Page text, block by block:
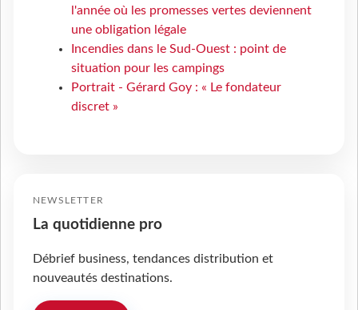
l'année où les promesses vertes deviennent
une obligation légale
Incendies dans le Sud-Ouest : point de
situation pour les campings
Portrait - Gérard Goy : « Le fondateur
discret »
NEWSLETTER
La quotidienne pro
Débrief business, tendances distribution et
nouveautés destinations.